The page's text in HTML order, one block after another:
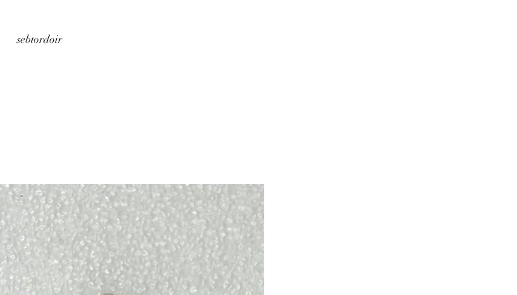
Home About us
sebtordoir